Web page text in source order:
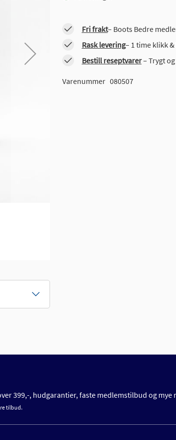
Fri frakt– Boots Bedre
Rask levering– 1 time klikk
Bestill reseptvarer– Trygt
Varenummer 080507
399,-, hudgarantier, faste medlemstilbud og mye
tilbud.